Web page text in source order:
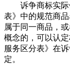
诉争商标实际
表》中的规范商
属于同一商品，
概念的，可以认
服务区分表》在
定。